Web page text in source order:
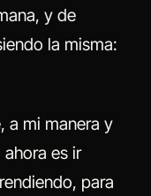
y de
la misma:
a mi manera y
es ir
para